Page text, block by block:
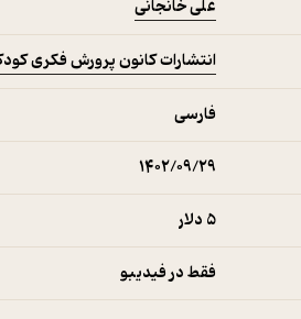
علی خانجانی
انتشارات کانون پرورش فکری
فارسی
۱۴۰۲/۰۹/۲۹
5 دلار
فقط در فیدیبو